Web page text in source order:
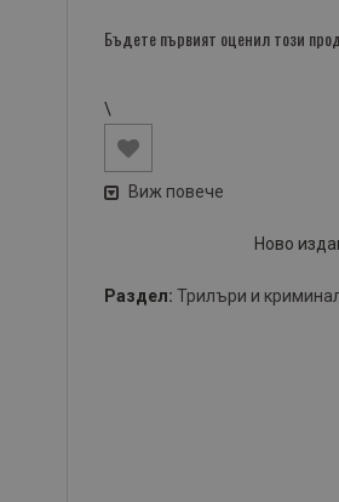
Бъдете първият оценил този
\
Виж повече
Ново
Раздел: Трилъри и